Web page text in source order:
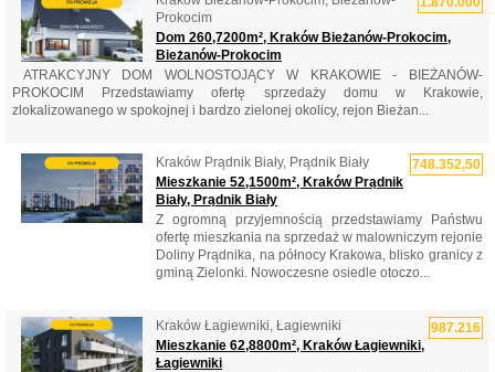
Prokocim
Dom 260,7200m², Kraków Bieżanów-Prokocim,
Bieżanów-Prokocim
​ ATRAKCYJNY DOM WOLNOSTOJĄCY W KRAKOWIE - BIEŻANÓW-
PROKOCIM Przedstawiamy ofertę sprzedaży domu w Krakowie,
zlokalizowanego w spokojnej i bardzo zielonej okolicy, rejon Bieżan...
748.352,50
Kraków Prądnik Biały, Prądnik Biały
Mieszkanie 52,1500m², Kraków Prądnik
Biały, Prądnik Biały
Z ogromną przyjemnością przedstawiamy Państwu
ofertę mieszkania na sprzedaż w malowniczym rejonie
Doliny Prądnika, na północy Krakowa, blisko granicy z
gminą Zielonki. Nowoczesne osiedle otoczo...
987.216
Kraków Łagiewniki, Łagiewniki
Mieszkanie 62,8800m², Kraków Łagiewniki,
Łagiewniki